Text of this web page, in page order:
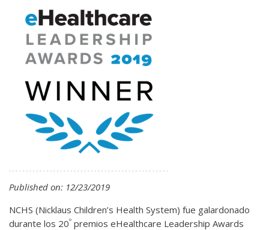
Published on: 12/23/2019
NCHS (Nicklaus Children’s Health System) fue galardonado
durante los 20º premios eHealthcare Leadership Awards